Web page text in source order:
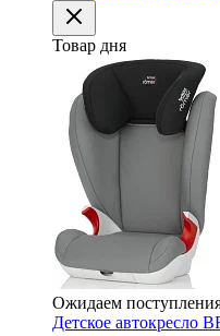
Товар дня
Ожидаем
Детское автокресло